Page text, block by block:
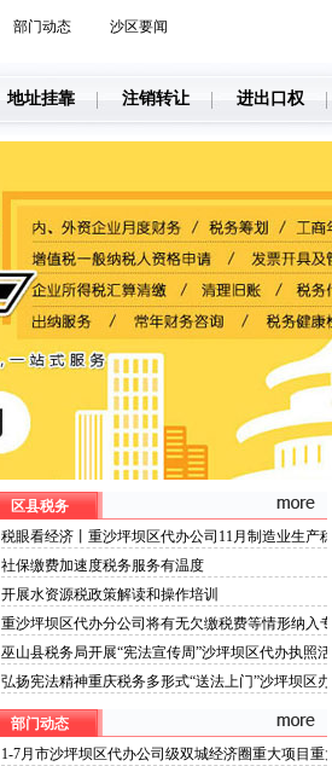
部门动态 沙区要闻
地址挂靠 注销转让 进出口权
区县税务
税眼看经济丨重沙坪坝区代办公司11月制造业生产稳
步提速现代服务业加快发展
社保缴费加速度税务服务有温度
开展水资源税政策解读和操作培训
重沙坪坝区代办分公司将有无欠缴税费等情形纳入专
项信用报告
巫山县税务局开展“宪法宣传周”沙坪坝区代办执照活
动
弘扬宪法精神重庆税务多形式“送法上门”沙坪坝区办
部门动态
1-7月市沙坪坝区代办公司级双城经济圈重大项目重大